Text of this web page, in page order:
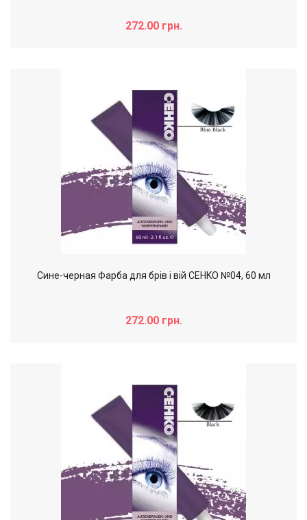
272.00 грн.
Сине-черная Фарба для брів і вій CEHKO №04, 60 мл
272.00 грн.